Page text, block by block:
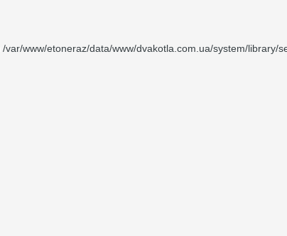
/var/www/etoneraz/data/www/dvakotla.com.ua/system/library/